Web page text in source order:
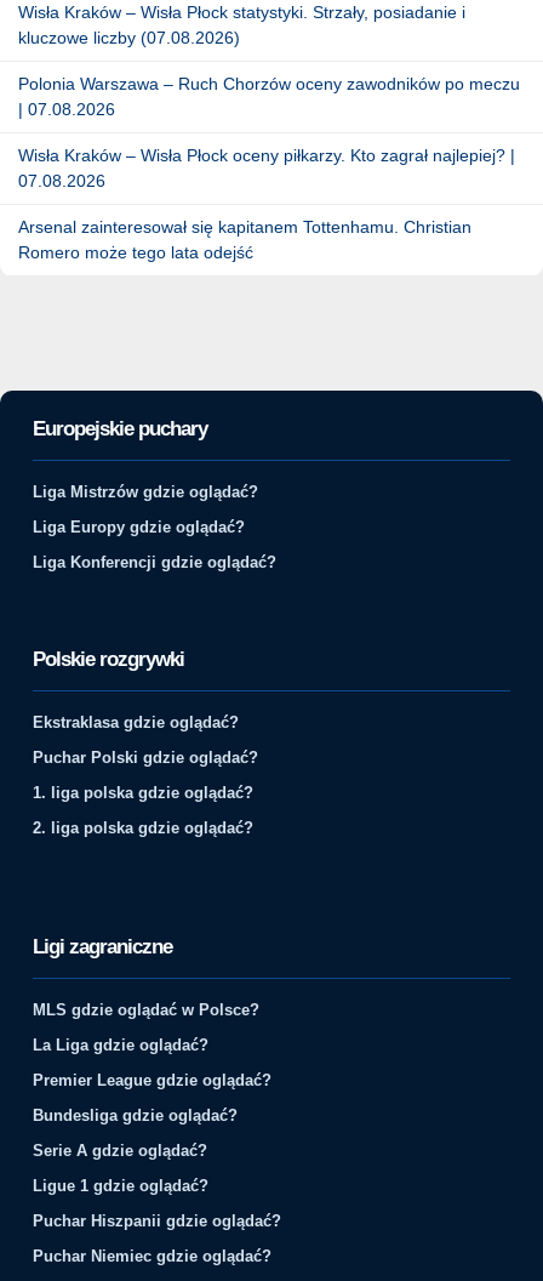
Wisła Kraków – Wisła Płock statystyki. Strzały, posiadanie i
kluczowe liczby (07.08.2026)
Polonia Warszawa – Ruch Chorzów oceny zawodników po meczu
| 07.08.2026
Wisła Kraków – Wisła Płock oceny piłkarzy. Kto zagrał najlepiej? |
07.08.2026
Arsenal zainteresował się kapitanem Tottenhamu. Christian
Romero może tego lata odejść
Europejskie puchary
Liga Mistrzów gdzie oglądać?
Liga Europy gdzie oglądać?
Liga Konferencji gdzie oglądać?
Polskie rozgrywki
Ekstraklasa gdzie oglądać?
Puchar Polski gdzie oglądać?
1. liga polska gdzie oglądać?
2. liga polska gdzie oglądać?
Ligi zagraniczne
MLS gdzie oglądać w Polsce?
La Liga gdzie oglądać?
Premier League gdzie oglądać?
Bundesliga gdzie oglądać?
Serie A gdzie oglądać?
Ligue 1 gdzie oglądać?
Puchar Hiszpanii gdzie oglądać?
Puchar Niemiec gdzie oglądać?